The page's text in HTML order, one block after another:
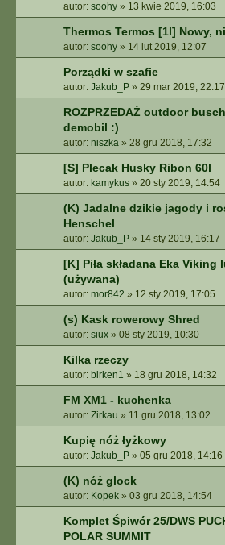
autor: soohy » 13 kwie 2019, 16:03
Thermos Termos [1l] Nowy,
autor: soohy » 14 lut 2019, 12:07
Porządki w szafie
autor: Jakub_P » 29 mar 2019, 22:17
ROZPRZEDAŻ outdoor
demobil :)
autor: niszka » 28 gru 2018, 17:32
[S] Plecak Husky Ribon 60l
autor: kamykus » 20 sty 2019, 14:54
(K) Jadalne dzikie jagody i
Henschel
autor: Jakub_P » 14 sty 2019, 16:17
[K] Piła składana Eka Viking
(używana)
autor: mor842 » 12 sty 2019, 17:05
(s) Kask rowerowy Shred
autor: siux » 08 sty 2019, 10:30
Kilka rzeczy
autor: birken1 » 18 gru 2018, 14:32
FM XM1 - kuchenka
autor: Zirkau » 11 gru 2018, 13:02
Kupię nóż łyżkowy
autor: Jakub_P » 05 gru 2018, 14:16
(K) nóż glock
autor: Kopek » 03 gru 2018, 14:54
Komplet Śpiwór 25/DWS
POLAR SUMMIT